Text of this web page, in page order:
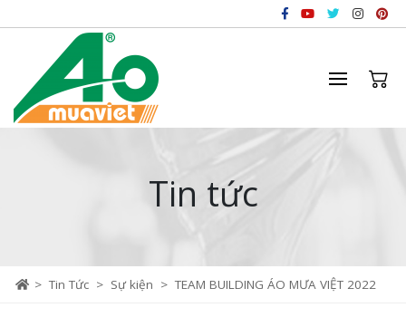
Tin tức
> Tin Tức > Sự kiện > TEAM BUILDING ÁO MƯA VIỆT 2022